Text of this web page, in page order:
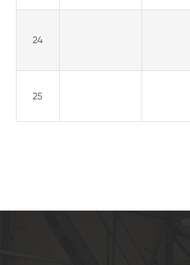
24
25